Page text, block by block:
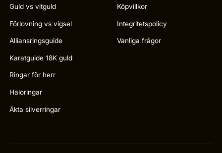
Guld vs vitguld
Förlovning vs vigsel
Alliansringsguide
Karatguide 18K guld
Ringar för herr
Haloringar
Äkta silverringar
Köpvillkor
Integritetspolicy
Vanliga frågor